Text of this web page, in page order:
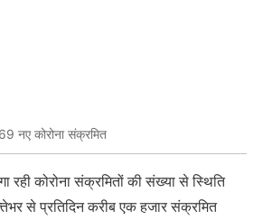
नए कोरोना संक्रमित
रही कोरोना संक्रमितों की संख्या से स्थिति
से प्रतिदिन करीब एक हजार संक्रमित